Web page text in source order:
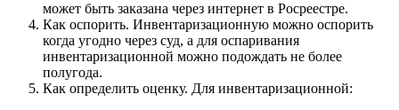
может быть заказана через интернет в Росреестре.
Как оспорить. Инвентаризационную можно оспорить
когда угодно через суд, а для оспаривания
инвентаризационной можно подождать не более
полугода.
Как определить оценку. Для инвентаризационной: